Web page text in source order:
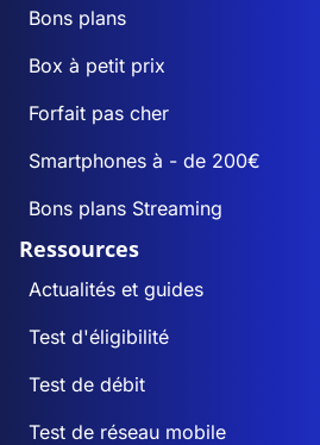
Bons plans
Box à petit prix
Forfait pas cher
Smartphones à - de 200€
Bons plans Streaming
Ressources
Actualités et guides
Test d'éligibilité
Test de débit
Test de réseau mobile